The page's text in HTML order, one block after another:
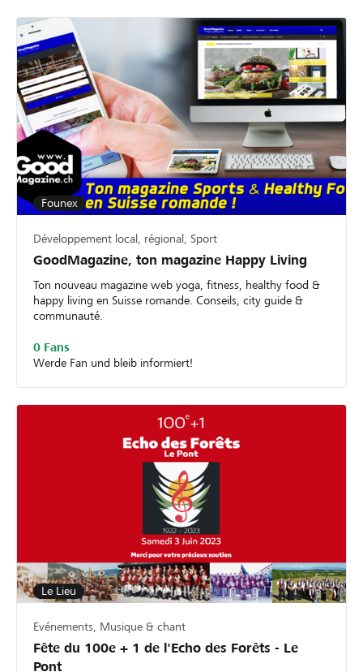
Founex
Développement local, régional, Sport
GoodMagazine, ton magazine Happy Living
Ton nouveau magazine web yoga, fitness, healthy food &
happy living en Suisse romande. Conseils, city guide &
communauté.
0 Fans
Werde Fan und bleib informiert!
Le Lieu
Evénements, Musique & chant
Fête du 100e + 1 de l'Echo des Forêts - Le
Pont